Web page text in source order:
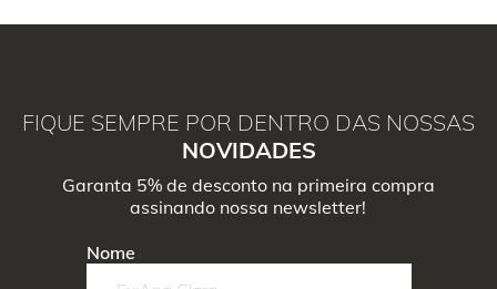
FIQUE SEMPRE POR DENTRO DAS NOSSAS
NOVIDADES
Garanta 5% de desconto na primeira compra
assinando nossa newsletter!
Nome